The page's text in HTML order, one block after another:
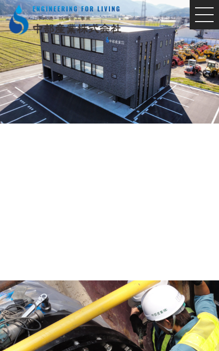
MEN
U